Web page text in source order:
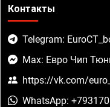
Контакты
Telegram:
Max: Евро Чип
https://vk.com/
WhatsApp: